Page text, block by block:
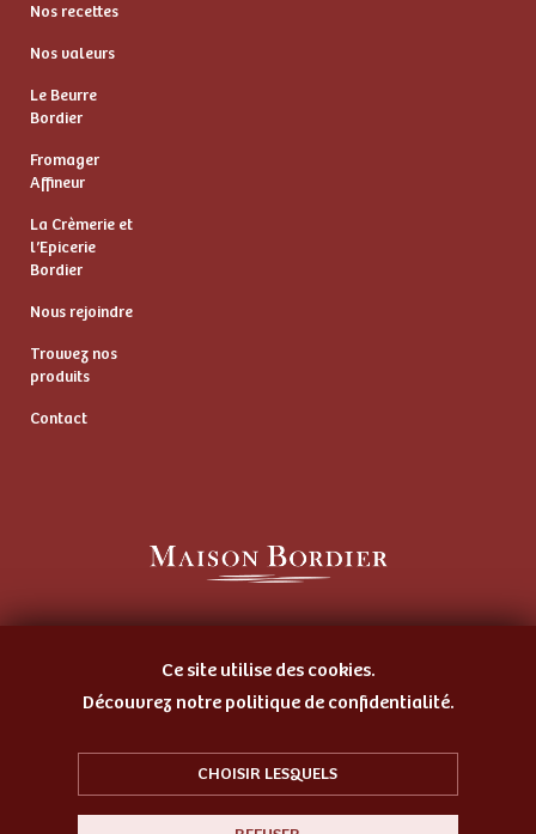
Nos recettes
Nos valeurs
Le Beurre
Bordier
Fromager
Affineur
La Crèmerie et
l’Epicerie
Bordier
Nous rejoindre
Trouvez nos
produits
Contact
et Fromager Affineur
Ce site utilise des cookies.
Découvrez notre politique de confidentialité.
CHOISIR LESQUELS